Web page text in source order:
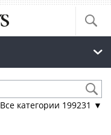
Все категории 199231 ▼